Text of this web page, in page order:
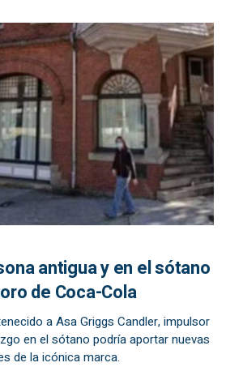
antigua y en el sótano
de Coca-Cola
a Asa Griggs Candler, impulsor
en el sótano podría aportar nuevas
de la icónica marca.